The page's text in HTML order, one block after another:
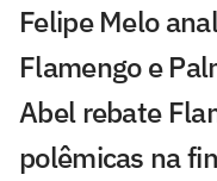
Felipe Melo
Flamengo e
Abel rebate
polêmicas na